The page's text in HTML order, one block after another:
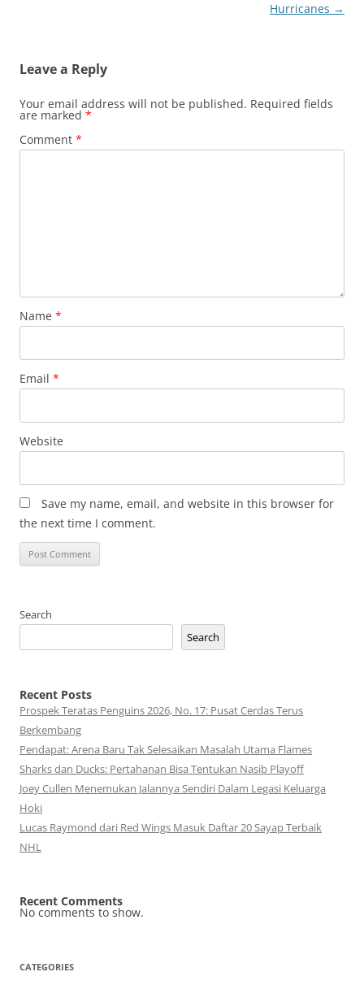
Hurricanes →
Leave a Reply
Your email address will not be published. Required fields
are marked *
Comment *
Name *
Email *
Website
Save my name, email, and website in this browser for
the next time I comment.
Search
Search
Recent Posts
Prospek Teratas Penguins 2026, No. 17: Pusat Cerdas Terus
Berkembang
Pendapat: Arena Baru Tak Selesaikan Masalah Utama Flames
Sharks dan Ducks: Pertahanan Bisa Tentukan Nasib Playoff
Joey Cullen Menemukan Jalannya Sendiri Dalam Legasi Keluarga
Hoki
Lucas Raymond dari Red Wings Masuk Daftar 20 Sayap Terbaik
NHL
Recent Comments
No comments to show.
CATEGORIES